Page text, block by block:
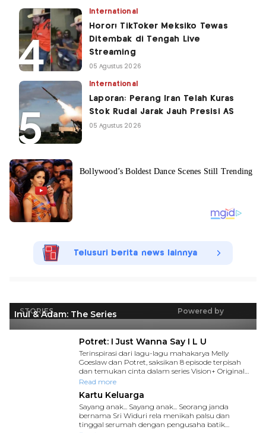
International
Horor! TikToker Meksiko Tewas
Ditembak di Tengah Live
Streaming
05 Agustus 2026
International
Laporan: Perang Iran Telah Kuras
Stok Rudal Jarak Jauh Presisi AS
05 Agustus 2026
Telusuri berita news lainnya